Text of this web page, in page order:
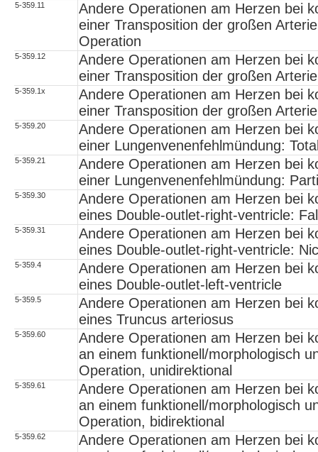
5-359.11
Andere Operationen am Herzen bei
einer Transposition der großen
Operation
5-359.12
Andere Operationen am Herzen bei
einer Transposition der großen
5-359.1x
Andere Operationen am Herzen bei
einer Transposition der großen
5-359.20
Andere Operationen am Herzen bei
einer Lungenvenenfehlmündung:
5-359.21
Andere Operationen am Herzen bei
einer Lungenvenenfehlmündung:
5-359.30
Andere Operationen am Herzen bei
eines Double-outlet-right-ventricle:
5-359.31
Andere Operationen am Herzen bei
eines Double-outlet-right-ventricle:
5-359.4
Andere Operationen am Herzen bei
eines Double-outlet-left-ventricle
5-359.5
Andere Operationen am Herzen bei
eines Truncus arteriosus
5-359.60
Andere Operationen am Herzen bei
an einem funktionell/morphologisch
Operation, unidirektional
5-359.61
Andere Operationen am Herzen bei
an einem funktionell/morphologisch
Operation, bidirektional
5-359.62
Andere Operationen am Herzen bei